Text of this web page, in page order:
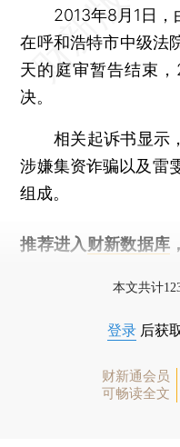
2013年8月1日，
在呼和浩特市中级法
天的庭审暂告结束
决。
相关起诉书显示
涉嫌集资诈骗以及雷
组成。
推荐进入 财新数据库
本文共计
登录 后获
财新通会员
可畅读全文